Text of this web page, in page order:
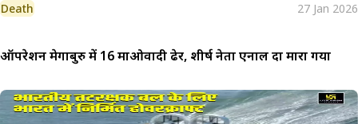
Death 27 Jan 2026
ऑपरेशन मेगाबुरु में 16 माओवादी ढेर, शीर्ष नेता एनाल दा मारा गया